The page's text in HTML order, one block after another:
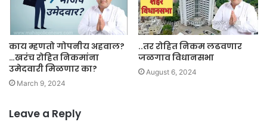
काय म्हणतो गोपनीय अहवाल?
…खरंच रोहित निकमांना
उमेदवारी मिळणार का?
March 9, 2024
..तर रोहित निकम लढवणार
जळगाव विधानसभा
August 6, 2024
Leave a Reply